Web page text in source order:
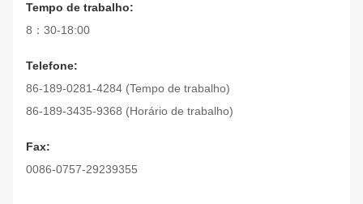
Tempo de trabalho:
8：30-18:00
Telefone:
86-189-0281-4284 (Tempo de trabalho)
86-189-3435-9368 (Horário de trabalho)
Fax:
0086-0757-29239355